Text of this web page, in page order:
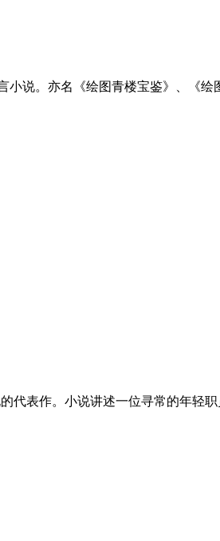
说。亦名《绘图青楼宝鉴》、《
代表作。小说讲述一位寻常的年轻